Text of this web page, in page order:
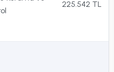
225.542 TL